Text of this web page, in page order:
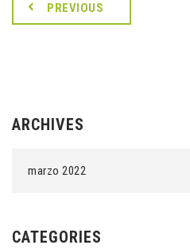
PREVIOUS
ARCHIVES
marzo 2022
CATEGORIES